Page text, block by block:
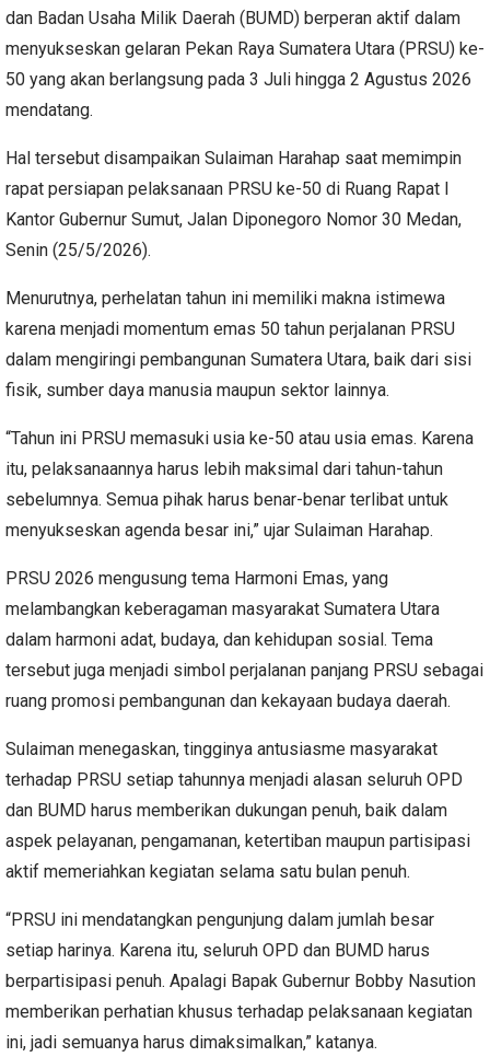
dan Badan Usaha Milik Daerah (BUMD) berperan aktif dalam
menyukseskan gelaran Pekan Raya Sumatera Utara (PRSU) ke-
50 yang akan berlangsung pada 3 Juli hingga 2 Agustus 2026
mendatang.
Hal tersebut disampaikan Sulaiman Harahap saat memimpin
rapat persiapan pelaksanaan PRSU ke-50 di Ruang Rapat I
Kantor Gubernur Sumut, Jalan Diponegoro Nomor 30 Medan,
Senin (25/5/2026).
Menurutnya, perhelatan tahun ini memiliki makna istimewa
karena menjadi momentum emas 50 tahun perjalanan PRSU
dalam mengiringi pembangunan Sumatera Utara, baik dari sisi
fisik, sumber daya manusia maupun sektor lainnya.
“Tahun ini PRSU memasuki usia ke-50 atau usia emas. Karena
itu, pelaksanaannya harus lebih maksimal dari tahun-tahun
sebelumnya. Semua pihak harus benar-benar terlibat untuk
menyukseskan agenda besar ini,” ujar Sulaiman Harahap.
PRSU 2026 mengusung tema Harmoni Emas, yang
melambangkan keberagaman masyarakat Sumatera Utara
dalam harmoni adat, budaya, dan kehidupan sosial. Tema
tersebut juga menjadi simbol perjalanan panjang PRSU sebagai
ruang promosi pembangunan dan kekayaan budaya daerah.
Sulaiman menegaskan, tingginya antusiasme masyarakat
terhadap PRSU setiap tahunnya menjadi alasan seluruh OPD
dan BUMD harus memberikan dukungan penuh, baik dalam
aspek pelayanan, pengamanan, ketertiban maupun partisipasi
aktif memeriahkan kegiatan selama satu bulan penuh.
“PRSU ini mendatangkan pengunjung dalam jumlah besar
setiap harinya. Karena itu, seluruh OPD dan BUMD harus
berpartisipasi penuh. Apalagi Bapak Gubernur Bobby Nasution
memberikan perhatian khusus terhadap pelaksanaan kegiatan
ini, jadi semuanya harus dimaksimalkan,” katanya.